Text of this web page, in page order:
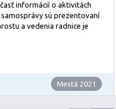
informácií o aktivitách
sú prezentovaní
a vedenia radnice je
Mestá 2021